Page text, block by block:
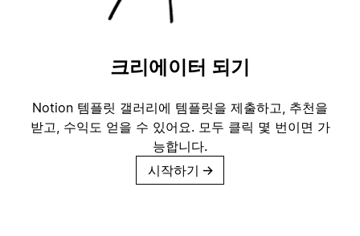
크리에이터 되기
Notion 템플릿 갤러리에 템플릿을 제출하고, 추천을
받고, 수익도 얻을 수 있어요. 모두 클릭 몇 번이면 가
능합니다.
시작하기 →